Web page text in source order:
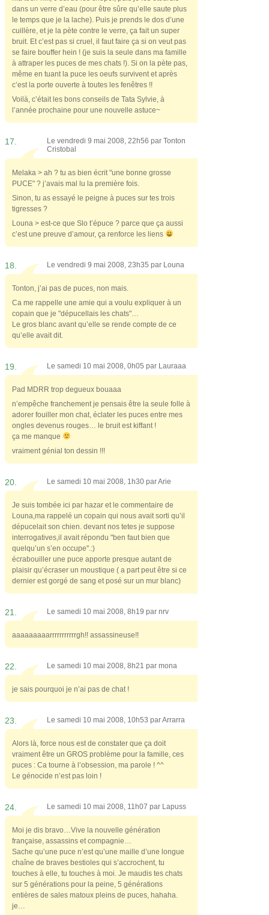
dans un verre d’eau (pour être sûre qu’elle saute plus
le temps que je la lache). Puis je prends le dos d’une
cuillère, et je la pète contre le verre, ça fait un super
bruit. Et c’est pas si cruel, il faut faire ça si on veut pas
se faire bouffer hein ! (je suis la seule dans ma famille
à attraper les puces de mes chats !). Si on la pète pas,
même en tuant la puce les oeufs survivent et après
c’est la porte ouverte à toutes les fenêtres !!
Voilà, c’était les bons conseils de Tata Sylvie, à
l’année prochaine pour une nouvelle astuce~
17. Le vendredi 9 mai 2008, 22h56 par Tonton
Cristobal
Melaka > ah ? tu as bien écrit "une bonne grosse
PUCE" ? j’avais mal lu la première fois.
Sinon, tu as essayé le peigne à puces sur tes trois
tigresses ?
Louna > est-ce que Slo t’épuce ? parce que ça aussi
c’est une preuve d’amour, ça renforce les liens
18. Le vendredi 9 mai 2008, 23h35 par Louna
Tonton, j’ai pas de puces, non mais.
Ca me rappelle une amie qui a voulu expliquer à un
copain que je "dépucellais les chats"…
Le gros blanc avant qu’elle se rende compte de ce
qu’elle avait dit.
19. Le samedi 10 mai 2008, 0h05 par Lauraaa
Pad MDRR trop degueux bouaaa
n’empêche franchement je pensais être la seule folle à
adorer fouiller mon chat, éclater les puces entre mes
ongles devenus rouges… le bruit est kiffant !
ça me manque
vraiment génial ton dessin !!!
20. Le samedi 10 mai 2008, 1h30 parArie
Je suis tombée ici par hazar et le commentaire de
Louna,ma rappelé un copain qui nous avait sorti qu’il
dépucelait son chien. devant nos tetes je suppose
interrogatives,il avait répondu "ben faut bien que
quelqu’un s’en occupe".:)
écrabouiller une puce apporte presque autant de
plaisir qu’écraser un moustique ( a part peut être si ce
dernier est gorgé de sang et posé sur un mur blanc)
21. Le samedi 10 mai 2008, 8h19 par nrv
aaaaaaaaarrrrrrrrrrrgh!! assassineuse!!
22. Le samedi 10 mai 2008, 8h21 par mona
je sais pourquoi je n’ai pas de chat !
23. Le samedi 10 mai 2008, 10h53 parArrarra
Alors là, force nous est de constater que ça doit
vraiment être un GROS problème pour la famille, ces
puces : Ca tourne à l’obsession, ma parole ! ^^
Le génocide n’est pas loin !
24. Le samedi 10 mai 2008, 11h07 par Lapuss
Moi je dis bravo…Vive la nouvelle génération
française, assassins et compagnie…
Sache qu’une puce n’est qu’une maille d’une longue
chaîne de braves bestioles qui s’accrochent, tu
touches à elle, tu touches à moi. Je maudis tes chats
sur 5 générations pour la peine, 5 générations
entières de sales matoux pleins de puces, hahaha.
je…